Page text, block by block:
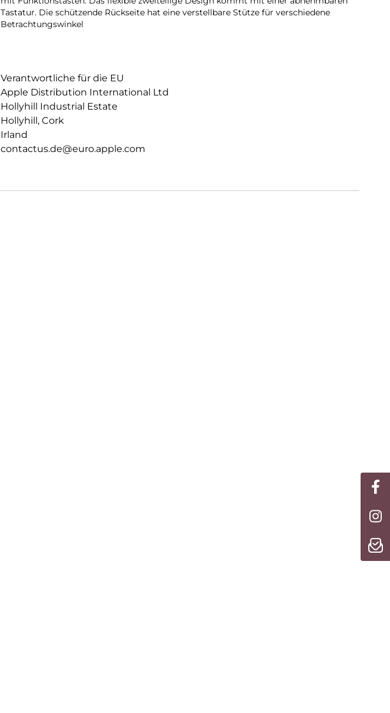
Tastatur. Die schützende Rückseite hat eine verstellbare Stütze für verschiedene
Betrachtungswinkel
Verantwortliche für die EU
Apple Distribution International Ltd
Hollyhill Industrial Estate
Hollyhill, Cork
Irland
contactus.de@euro.apple.com